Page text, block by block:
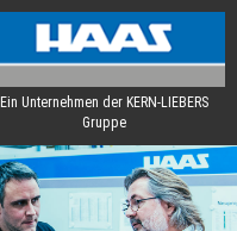
Ein Unternehmen der KERN-LIEBERS
Gruppe